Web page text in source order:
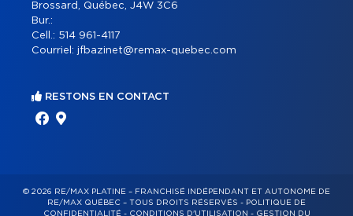
Brossard, Québec, J4W 3C6
Bur.:
Cell.: 514 961-4117
Courriel: jfbazinet@remax-quebec.com
RESTONS EN CONTACT
© 2026 RE/MAX PLATINE – FRANCHISÉ INDÉPENDANT ET AUTONOME DE
RE/MAX QUÉBEC – TOUS DROITS RÉSERVÉS - POLITIQUE DE
CONFIDENTIALITÉ- CONDITIONS D'UTILISATION - GESTION DU